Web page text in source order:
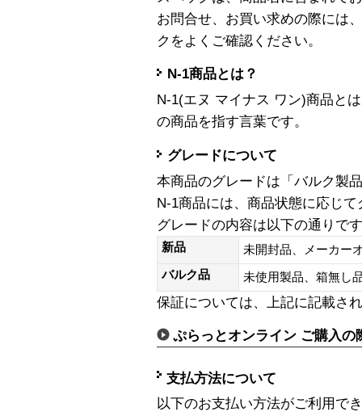
お問合せ、お買い求めの際には
クをよくご確認ください。
N-1商品とは？
N-1(エヌ マイナス ワン)商品と
の商品を指す言葉です。
グレードについて
本商品のグレードは「バルク製
N-1商品には、商品状態に応じ
グレードの内容は以下の通りで
新品
未開封品、メーカー
バルク品
未使用製品、箱無
保証については、上記に記載さ
ぷらっとオンライン ご購入の
支払方法について
以下のお支払い方法がご利用で